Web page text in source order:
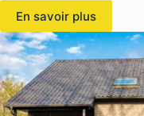
En savoir plus